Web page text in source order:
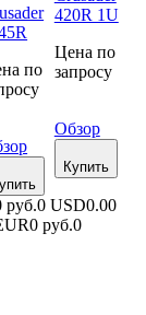
по
420R 1U
Цена по
запросу
Обзор
Купить
руб.0 USD0.00
0 руб.0